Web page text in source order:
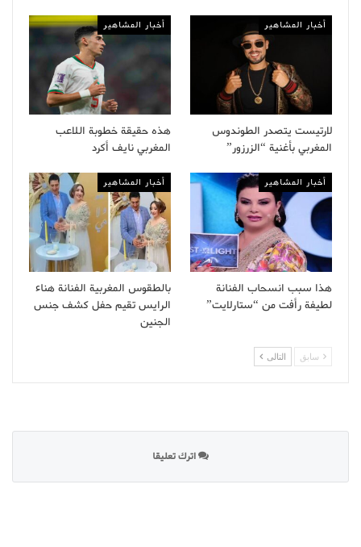
أخبار المشاهير
لارتيست يتصدر الطوندوس
المغربي بأغنية “الزرزور”
أخبار المشاهير
هذه حقيقة خطوبة اللاعب
المغربي نايف أكرد
أخبار المشاهير
هذا سبب انسحاب الفنانة
لطيفة رأفت من “ستارلايت”
أخبار المشاهير
بالطقوس المغربية الفنانة هناء
الرايس تقيم حفل كشف جنس
الجنين
سابق التالى
اترك تعليقا